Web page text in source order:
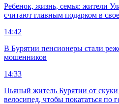
Ребенок, жизнь, семья: жители
считают главным подарком в
14:42
В Бурятии пенсионеры стали
мошенников
14:33
Пьяный житель Бурятии от скуки
велосипед, чтобы покататься по